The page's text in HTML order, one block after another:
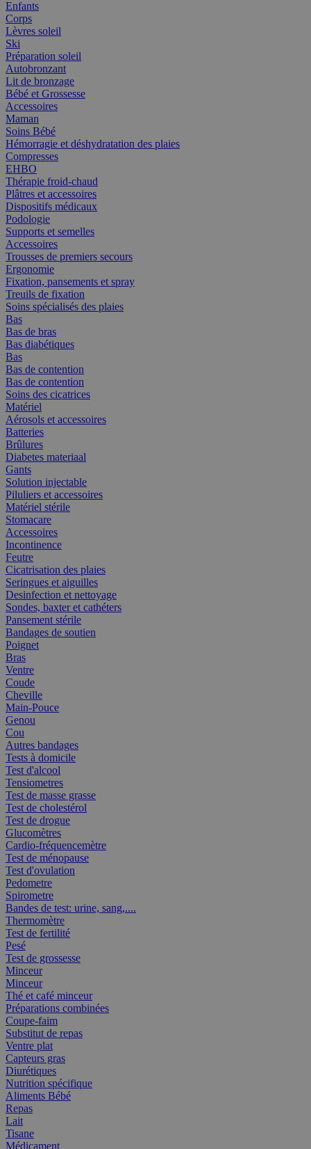
Enfants
Corps
Lèvres soleil
Ski
Préparation soleil
Autobronzant
Lit de bronzage
Bébé et Grossesse
Accessoires
Maman
Soins Bébé
Hémorragie et déshydratation des plaies
Compresses
EHBO
Thérapie froid-chaud
Plâtres et accessoires
Dispositifs médicaux
Podologie
Supports et semelles
Accessoires
Trousses de premiers secours
Ergonomie
Fixation, pansements et spray
Treuils de fixation
Soins spécialisés des plaies
Bas
Bas de bras
Bas diabétiques
Bas
Bas de contention
Bas de contention
Soins des cicatrices
Matériel
Aérosols et accessoires
Batteries
Brûlures
Diabetes materiaal
Gants
Solution injectable
Piluliers et accessoires
Matériel stérile
Stomacare
Accessoires
Incontinence
Feutre
Cicatrisation des plaies
Seringues et aiguilles
Desinfection et nettoyage
Sondes, baxter et cathéters
Pansement stérile
Bandages de soutien
Poignet
Bras
Ventre
Coude
Cheville
Main-Pouce
Genou
Cou
Autres bandages
Tests à domicile
Test d'alcool
Tensiometres
Test de masse grasse
Test de cholestérol
Test de drogue
Glucomètres
Cardio-fréquencemètre
Test de ménopause
Test d'ovulation
Pedometre
Spirometre
Bandes de test: urine, sang,....
Thermomètre
Test de fertilité
Pesé
Test de grossesse
Minceur
Minceur
Thé et café minceur
Préparations combinées
Coupe-faim
Substitut de repas
Ventre plat
Capteurs gras
Diurétiques
Nutrition spécifique
Aliments Bébé
Repas
Lait
Tisane
Médicament